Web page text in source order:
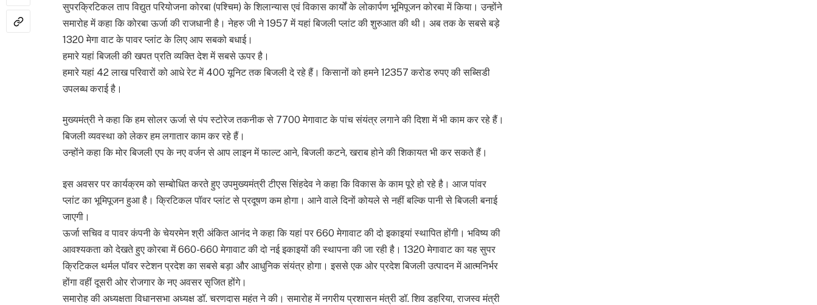
सुपरक्रिटिकल ताप विद्युत परियोजना कोरबा (पश्चिम) के शिलान्यास एवं विकास कार्यों के लोकार्पण भूमिपूजन कोरबा में किया। उन्होंने
समारोह में कहा कि कोरबा ऊर्जा की राजधानी है। नेहरु जी ने 1957 में यहां बिजली प्लांट की शुरुआत की थी। अब तक के सबसे बड़े
1320 मेगा वाट के पावर प्लांट के लिए आप सबको बधाई।
हमारे यहां बिजली की खपत प्रति व्यक्ति देश में सबसे ऊपर है।
हमारे यहां 42 लाख परिवारों को आधे रेट में 400 यूनिट तक बिजली दे रहे हैं। किसानों को हमने 12357 करोड रुपए की सब्सिडी
उपलब्ध कराई है।
मुख्यमंत्री ने कहा कि हम सोलर ऊर्जा से पंप स्टोरेज तकनीक से 7700 मेगावाट के पांच संयंत्र लगाने की दिशा में भी काम कर रहे हैं।
बिजली व्यवस्था को लेकर हम लगातार काम कर रहे हैं।
उन्होंने कहा कि मोर बिजली एप के नए वर्जन से आप लाइन में फाल्ट आने, बिजली कटने, खराब होने की शिकायत भी कर सकते हैं।
इस अवसर पर कार्यक्रम को सम्बोधित करते हुए उपमुख्यमंत्री टीएस सिंहदेव ने कहा कि विकास के काम पूरे हो रहे है। आज पांवर
प्लांट का भूमिपूजन हुआ है। क्रिटिकल पॉवर प्लांट से प्रदूषण कम होगा। आने वाले दिनों कोयले से नहीं बल्कि पानी से बिजली बनाई
जाएगी।
ऊर्जा सचिव व पावर कंपनी के चेयरमेन श्री अंकित आनंद ने कहा कि यहां पर 660 मेगावाट की दो इकाइयां स्थापित होंगी। भविष्य की
आवश्यकता को देखते हुए कोरबा में 660-660 मेगावाट की दो नई इकाइयों की स्थापना की जा रही है। 1320 मेगावाट का यह सुपर
क्रिटिकल थर्मल पॉवर स्टेशन प्रदेश का सबसे बड़ा और आधुनिक संयंत्र होगा। इससे एक ओर प्रदेश बिजली उत्पादन में आत्मनिर्भर
होंगा वहीं दूसरी ओर रोजगार के नए अवसर सृजित होंगे।
समारोह की अध्यक्षता विधानसभा अध्यक्ष डॉ. चरणदास महंत ने की। समारोह में नगरीय प्रशासन मंत्री डॉ. शिव डहरिया, राजस्व मंत्री